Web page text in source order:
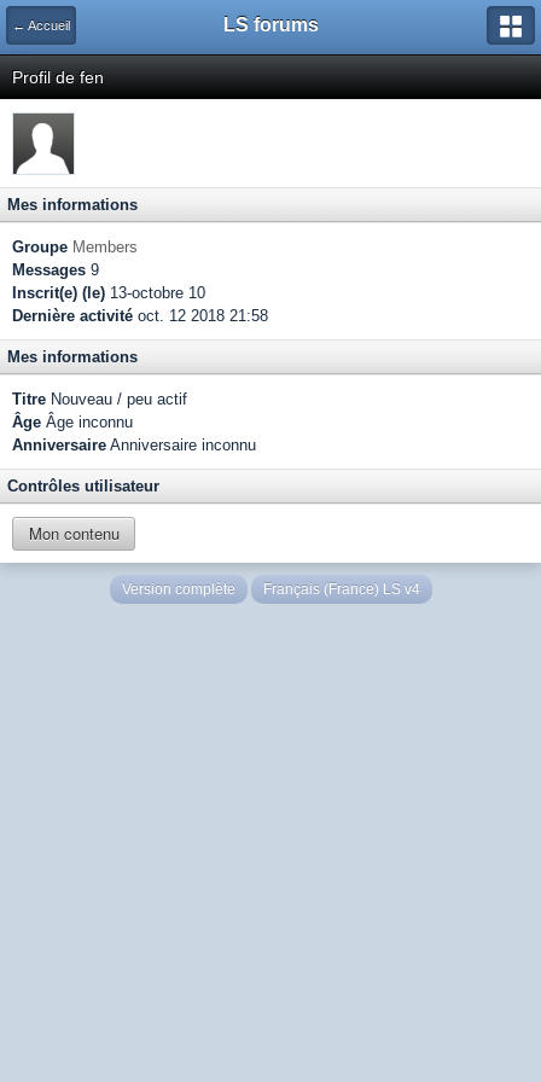
← Accueil LS forums
Profil de fen
Mes informations
Groupe Members
Messages 9
Inscrit(e) (le) 13-octobre 10
Dernière activité oct. 12 2018 21:58
Mes informations
Titre Nouveau / peu actif
Âge Âge inconnu
Anniversaire Anniversaire inconnu
Contrôles utilisateur
Mon contenu
Version complète Français (France) LS v4